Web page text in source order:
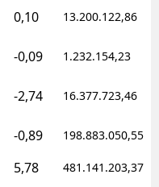
0,10 13.200.122,86
-0,09 1.232.154,23
-2,74 16.377.723,46
-0,89 198.883.050,55
5,78 481.141.203,37